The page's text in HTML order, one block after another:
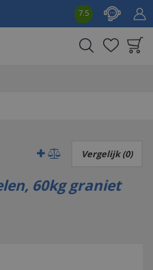
7.5
Vergelijk (0)
60kg graniet